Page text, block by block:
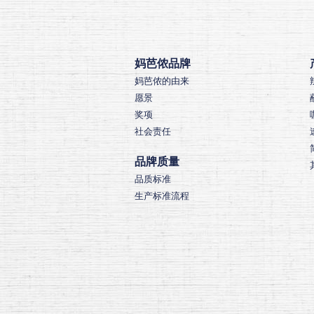
妈芭侬品牌
妈芭侬的由来
愿景
奖项
社会责任
品牌质量
品质标准
生产标准流程